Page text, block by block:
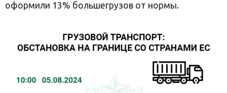
оформили 13% большегрузов от нормы.